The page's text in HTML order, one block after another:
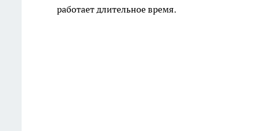
работает длительное время.